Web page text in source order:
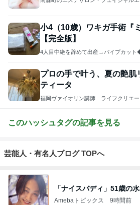
小4（10歳）ワキガ手術『
【完全版】
4人目中絶を辞めて出産→パイプカット
プロの手で叶う、夏の艶
ティータ
福岡ヴァイオリン講師 ライフクリエ
このハッシュタグの記事を見る
芸能人・有名人ブログ TOPへ
「ナイスバディ」51歳の
Amebaトピックス 9時間前